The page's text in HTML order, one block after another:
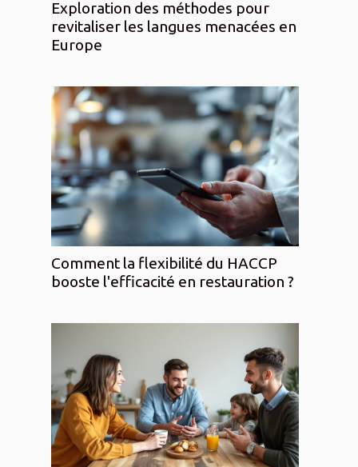
Exploration des méthodes pour
revitaliser les langues menacées en
Europe
Comment la flexibilité du HACCP
booste l'efficacité en restauration ?